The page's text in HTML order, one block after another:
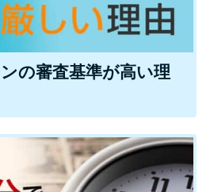
闇金とは？悪質な手口に
意！
法
みブラックとは?判断の目
の審査基準が高い理